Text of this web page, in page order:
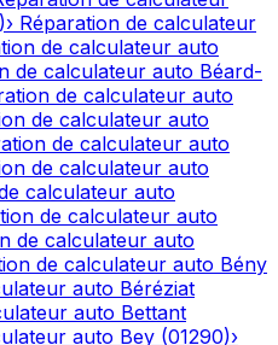
)› Réparation de calculateur
de calculateur auto
de calculateur auto Béard-
de calculateur auto
de calculateur auto
de calculateur auto
de calculateur auto
calculateur auto
de calculateur auto
de calculateur auto
de calculateur auto Bény
auto Béréziat
auto Bettant
auto Bey (01290)›